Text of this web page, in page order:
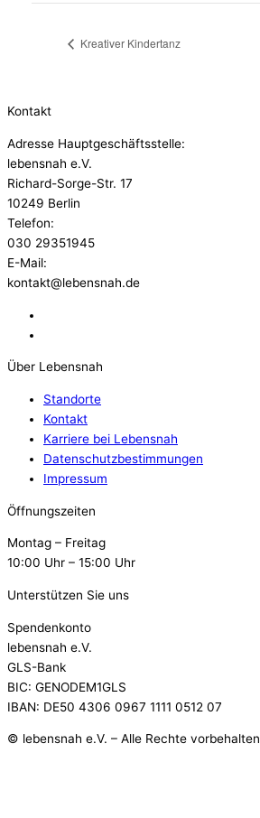
Kreativer Kindertanz
Kontakt
Adresse Hauptgeschäftsstelle:
lebensnah e.V.
Richard-Sorge-Str. 17
10249 Berlin
Telefon:
030 29351945
E-Mail:
kontakt@lebensnah.de
Über Lebensnah
Standorte
Kontakt
Karriere bei Lebensnah
Datenschutzbestimmungen
Impressum
Öffnungszeiten
Montag – Freitag
10:00 Uhr – 15:00 Uhr
Unterstützen Sie uns
Spendenkonto
lebensnah e.V.
GLS-Bank
BIC: GENODEM1GLS
IBAN: DE50 4306 0967 1111 0512 07
© lebensnah e.V. – Alle Rechte vorbehalten